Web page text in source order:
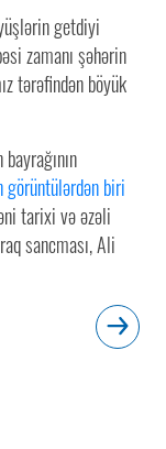
getdiyi
zamanı şəhərin
tərəfindən böyük
görüntülərdən biri
tarixi və əzəli
sancması, Ali